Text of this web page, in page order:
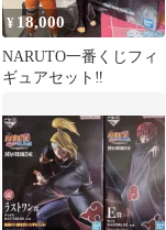
¥ 18,000
NARUTO一番くじフィ
ギュアセット‼️